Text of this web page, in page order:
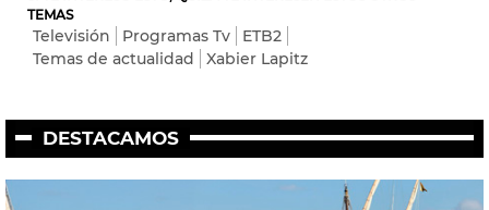
TEMAS
Televisión Programas Tv
ETB2
Temas de actualidad
Xabier Lapitz
DESTACAMOS